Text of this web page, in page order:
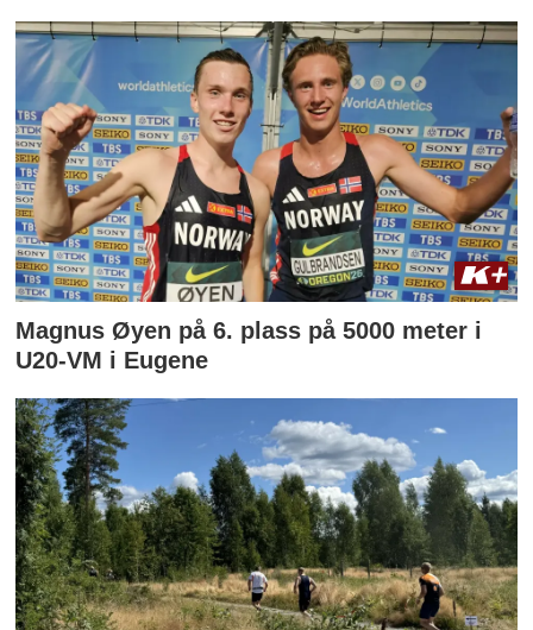
Magnus Øyen på 6. plass på 5000 meter i
U20-VM i Eugene